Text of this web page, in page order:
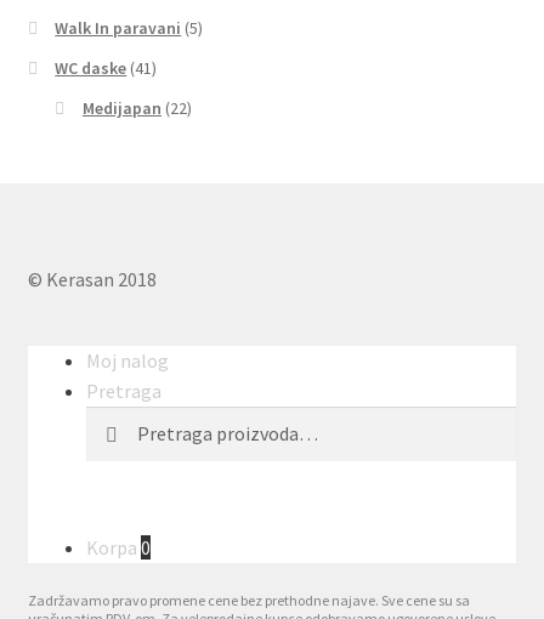
Walk In paravani (5)
WC daske (41)
Medijapan (22)
© Kerasan 2018
Moj nalog
Pretraga
Korpa 0
Zadržavamo pravo promene cene bez prethodne najave. Sve cene su sa